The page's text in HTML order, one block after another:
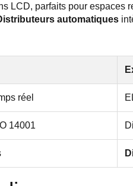
LCD, parfaits pour espaces
automatiques
réel
14001